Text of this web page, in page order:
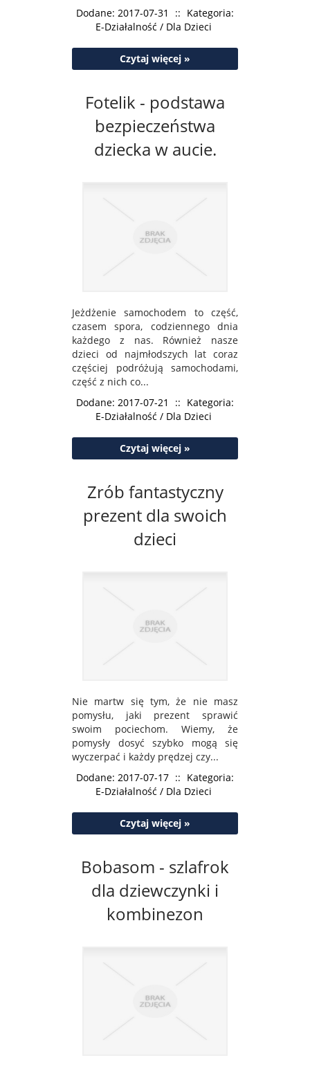
Dodane: 2017-07-31
:: Kategoria:
E-Działalność / Dla Dzieci
Czytaj więcej »
Fotelik - podstawa
bezpieczeństwa
dziecka w aucie.
Jeżdżenie samochodem to część,
czasem spora, codziennego dnia
każdego z nas. Również nasze
dzieci od najmłodszych lat coraz
częściej podróżują samochodami,
część z nich co...
Dodane: 2017-07-21
:: Kategoria:
E-Działalność / Dla Dzieci
Czytaj więcej »
Zrób fantastyczny
prezent dla swoich
dzieci
Nie martw się tym, że nie masz
pomysłu, jaki prezent sprawić
swoim pociechom. Wiemy, że
pomysły dosyć szybko mogą się
wyczerpać i każdy prędzej czy...
Dodane: 2017-07-17 :: Kategoria:
E-Działalność / Dla Dzieci
Czytaj więcej »
Bobasom - szlafrok
dla dziewczynki i
kombinezon